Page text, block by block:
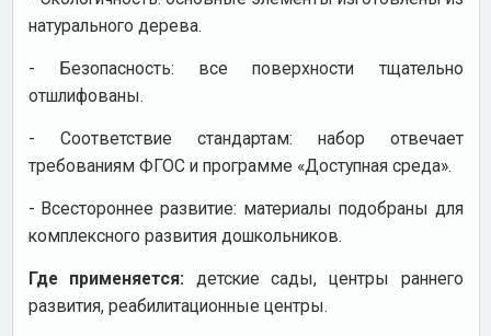
натурального дерева.
- Безопасность: все поверхности тщательно
отшлифованы.
- Соответствие стандартам: набор отвечает
требованиям ФГОС и программе «Доступная среда».
- Всестороннее развитие: материалы подобраны для
комплексного развития дошкольников.
Где применяется: детские сады, центры раннего
развития, реабилитационные центры.